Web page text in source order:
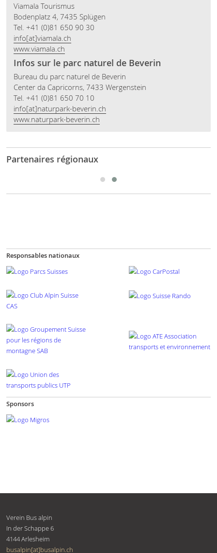
Viamala Tourismus
Bodenplatz 4, 7435 Splügen
Tel. +41 (0)81 650 90 30
info[at]viamala.ch
www.viamala.ch
Infos sur le parc naturel de Beverin
Bureau du parc naturel de Beverin
Center da Capricorns, 7433 Wergenstein
Tel. +41 (0)81 650 70 10
info[at]naturpark-beverin.ch
www.naturpark-beverin.ch
Partenaires régionaux
Responsables nationaux
Sponsors
Verein Bus alpin
In der Schappe 6
4144Arlesheim
busalpin[at]busalpin.ch